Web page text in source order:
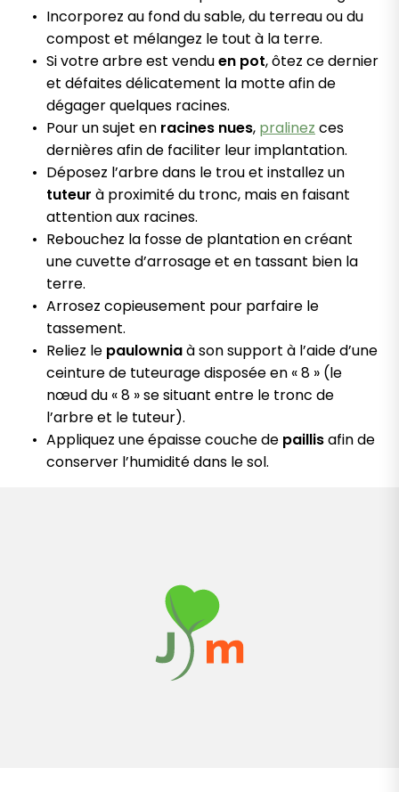
Incorporez au fond du sable, du terreau ou du
compost et mélangez le tout à la terre.
Si votre arbre est venduen pot, ôtez ce dernier
et défaites délicatement la motte afin de
dégager quelques racines.
Pour un sujet en racines nues, pralinez ces
dernières afin de faciliter leur implantation.
Déposez l’arbre dans le trou et installez un
tuteur à proximité du tronc, mais en faisant
attention aux racines.
Rebouchez la fosse de plantation en créant
une cuvette d’arrosage et en tassant bien la
terre.
Arrosez copieusement pour parfaire le
tassement.
Reliez le paulowniaà son support à l’aide d’une
ceinture de tuteurage disposée en « 8 » (le
nœud du « 8 » se situant entre le tronc de
l’arbre et le tuteur).
Appliquez une épaisse couche de paillisafin de
conserver l’humidité dans le sol.